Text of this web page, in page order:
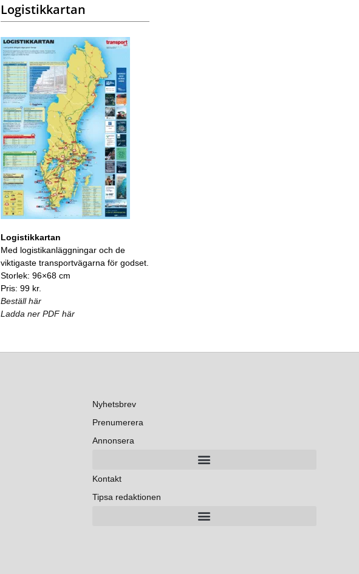
Logistikkartan
Logistikkartan
Med logistikanläggningar och de
viktigaste transportvägarna för godset.
Storlek: 96×68 cm
Pris: 99 kr.
Beställ här
Ladda ner PDF här
Nyhetsbrev
Prenumerera
Annonsera
Kontakt
Tipsa redaktionen